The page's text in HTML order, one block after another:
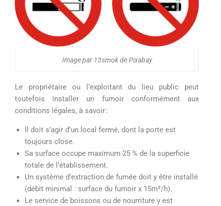
Image par 13smok de Pixabay
Le propriétaire ou l’exploitant du lieu public peut
toutefois installer un fumoir conformément aux
conditions légales, à savoir :
Il doit s’agir d’un local fermé, dont la porte est
toujours close.
Sa surface occupe maximum 25 % de la superficie
totale de l’établissement.
Un système d’extraction de fumée doit y être installé
(débit minimal : surface du fumoir x 15m³/h).
Le service de boissons ou de nourriture y est